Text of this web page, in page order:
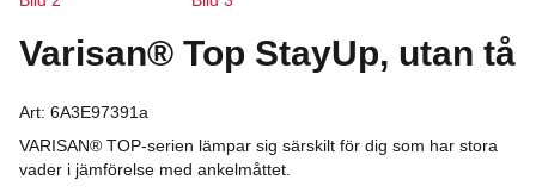
Varisan® Top StayUp, utan tå
Art: 6A3E97391a
VARISAN® TOP-serien lämpar sig särskilt för dig som har stora
vader i jämförelse med ankelmåttet.